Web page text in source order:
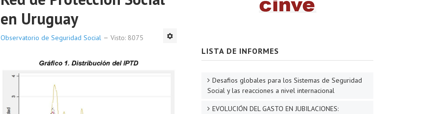
en Uruguay
Observatorio de Seguridad Social Visto: 8075
LISTA DE INFORMES
Desafios globales para los Sistemas de Seguridad
Social y las reacciones a nivel internacional
EVOLUCIÓN DEL GASTO EN JUBILACIONES: